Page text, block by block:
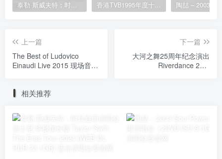
泰勒·斯威夫特：时代巡回演唱会 迪士尼·终极加长版 Taylor Swift: The Eras Tour 2024 [WEB-DL HDR 23.1GB] 香港TVB1995年度十大劲歌金曲颁奖典礼 [WEB-DL 1080P 3.81GB]
上一篇
The Best of Ludovico
Einaudi Live 2015 现场音乐
下一篇
大河之舞25周年纪念演出
Riverdance 25th
相关推荐